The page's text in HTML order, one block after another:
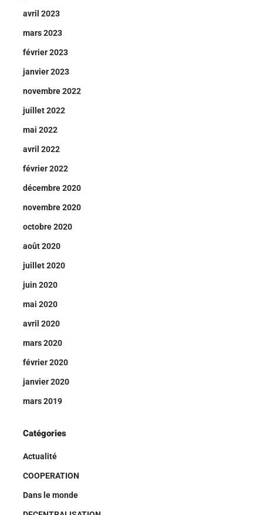
avril 2023
mars 2023
février 2023
janvier 2023
novembre 2022
juillet 2022
mai 2022
avril 2022
février 2022
décembre 2020
novembre 2020
octobre 2020
août 2020
juillet 2020
juin 2020
mai 2020
avril 2020
mars 2020
février 2020
janvier 2020
mars 2019
Catégories
Actualité
COOPERATION
Dans le monde